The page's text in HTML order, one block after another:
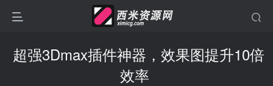
超强3Dmax插件神器，效果图提升10倍
效率